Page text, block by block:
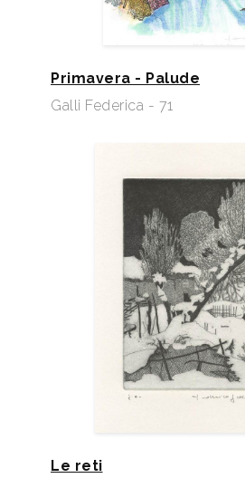
Primavera - Palude
Galli Federica - 71
Le reti